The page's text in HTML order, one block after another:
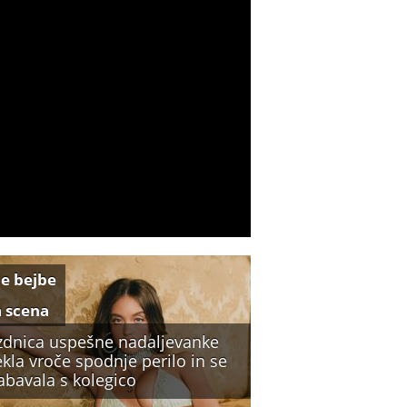
uspešne nadaljevanke
vroče spodnje perilo in se
s kolegico
bejbe
scena